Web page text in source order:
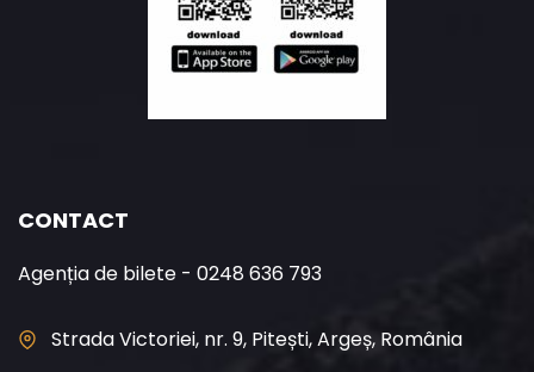
CONTACT
Agenția de bilete - 0248 636 793
Strada Victoriei, nr. 9, Pitești, Argeș, România